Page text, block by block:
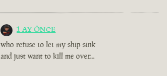
1 AY ÖNCE
who refuse to let my ship sink
and just want to kill me over...